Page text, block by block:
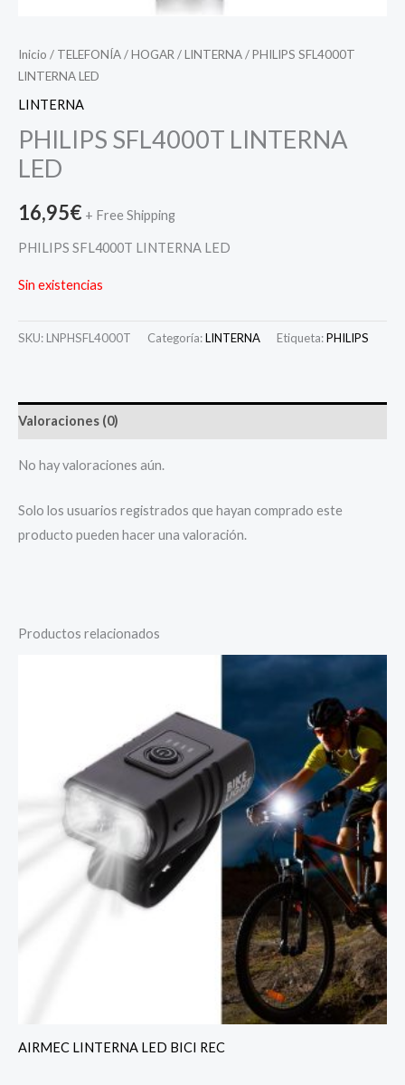
Inicio / TELEFONÍA/HOGAR /LINTERNA/ PHILIPS SFL4000T
LINTERNA LED
LINTERNA
PHILIPS SFL4000T LINTERNA
LED
16,95€ + Free Shipping
PHILIPS SFL4000T LINTERNA LED
Sin existencias
SKU: LNPHSFL4000T Categoría:LINTERNA Etiqueta:PHILIPS
Valoraciones (0)
No hay valoraciones aún.
Solo los usuarios registrados que hayan comprado este
producto pueden hacer una valoración.
Productos relacionados
AIRMEC LINTERNA LED BICI REC